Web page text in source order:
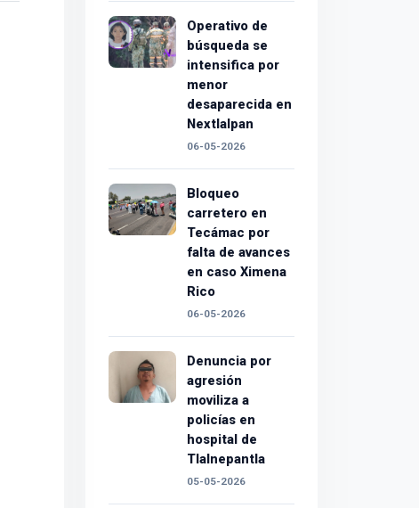
Operativo de
búsqueda se
intensifica por
menor
desaparecida en
Nextlalpan
06-05-2026
Bloqueo
carretero en
Tecámac por
falta de avances
en caso Ximena
Rico
06-05-2026
Denuncia por
agresión
moviliza a
policías en
hospital de
Tlalnepantla
05-05-2026